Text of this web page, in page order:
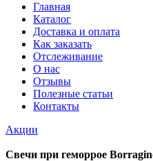
Главная
Каталог
Доставка и оплата
Как заказать
Отслеживание
О нас
Отзывы
Полезные статьи
Контакты
Акции
Свечи при геморрое